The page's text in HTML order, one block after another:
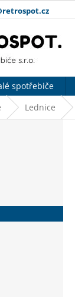
spotřebiče
Lednice